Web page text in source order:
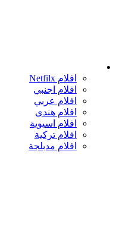
افلام Netfilx
افلام اجنبي
افلام عربي
افلام هندى
افلام اسيوية
افلام تركية
افلام مدبلجة